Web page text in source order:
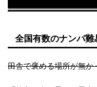
全国有数のナンパ難
田舎で褒める場所が無か